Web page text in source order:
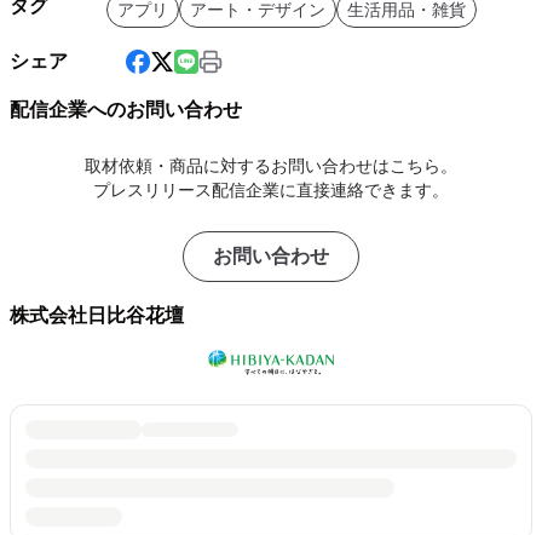
タグ アプリ アート・デザイン 生活用品・雑貨
シェア
配信企業へのお問い合わせ
取材依頼・商品に対するお問い合わせはこちら。
プレスリリース配信企業に直接連絡できます。
お問い合わせ
株式会社日比谷花壇